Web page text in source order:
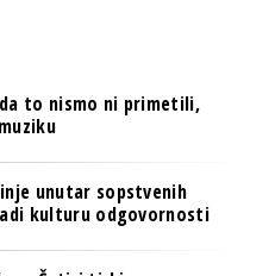
da to nismo ni primetili,
unutar sopstvenih
kulturu odgovornosti